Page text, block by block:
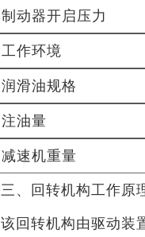
制动器开启压力
工作环境
润滑油规格
注油量
减速机重量
三、回转机构工作原
该回转机构由驱动装